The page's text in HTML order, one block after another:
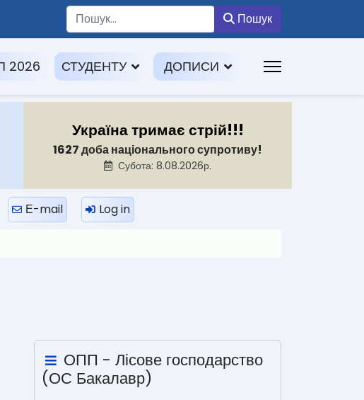
Пошук
2026 СТУДЕНТУ ДОПИСИ
Україна тримає стрій!!!
1627 доба національного супротиву!
Субота: 8.08.2026р.
Е-mail Log in
ОПП - Лісове господарство
(ОС Бакалавр)